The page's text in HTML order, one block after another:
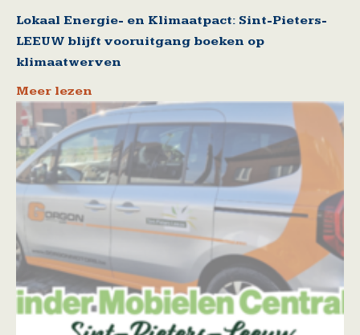
Lokaal Energie- en Klimaatpact: Sint-Pieters-
LEEUW blijft vooruitgang boeken op
klimaatwerven
Meer lezen